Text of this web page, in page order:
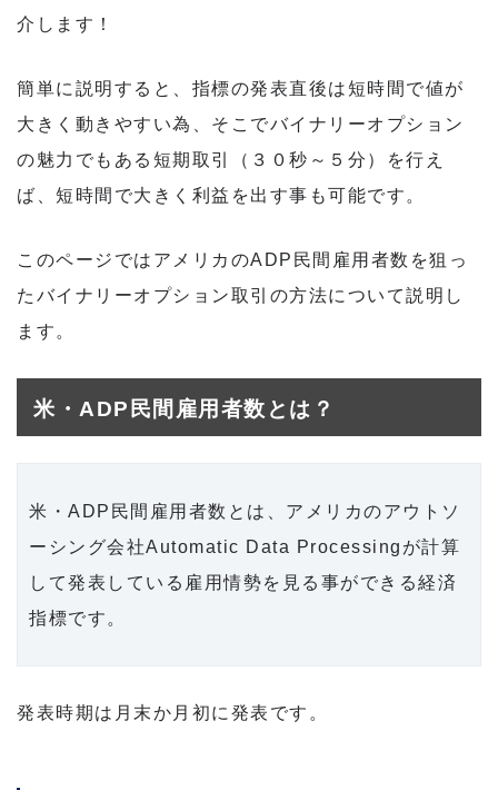
介します！
簡単に説明すると、指標の発表直後は短時間で値が
大きく動きやすい為、そこでバイナリーオプション
の魅力でもある短期取引（３０秒～５分）を行え
ば、短時間で大きく利益を出す事も可能です。
このページではアメリカのADP民間雇用者数を狙っ
たバイナリーオプション取引の方法について説明し
ます。
米・ADP民間雇用者数とは？
米・ADP民間雇用者数とは、アメリカのアウトソ
ーシング会社Automatic Data Processingが計算
して発表している雇用情勢を見る事ができる経済
指標です。
発表時期は月末か月初に発表です。